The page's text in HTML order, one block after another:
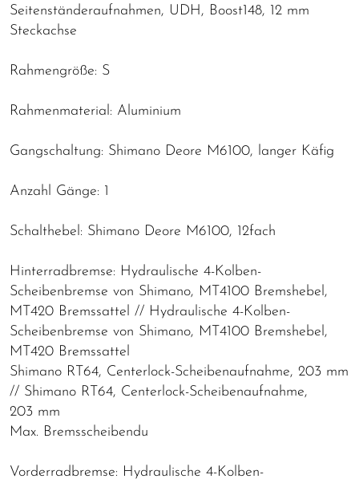
Seitenständeraufnahmen, UDH, Boost148, 12 mm
Steckachse
Rahmengröße: S
Rahmenmaterial: Aluminium
Gangschaltung: Shimano Deore M6100, langer Käfig
Anzahl Gänge: 1
Schalthebel: Shimano Deore M6100, 12fach
Hinterradbremse: Hydraulische 4-Kolben-
Scheibenbremse von Shimano, MT4100 Bremshebel,
MT420 Bremssattel // Hydraulische 4-Kolben-
Scheibenbremse von Shimano, MT4100 Bremshebel,
MT420 Bremssattel
Shimano RT64, Centerlock-Scheibenaufnahme, 203 mm
// Shimano RT64, Centerlock-Scheibenaufnahme,
203 mm
Max. Bremsscheibendu
Vorderradbremse: Hydraulische 4-Kolben-